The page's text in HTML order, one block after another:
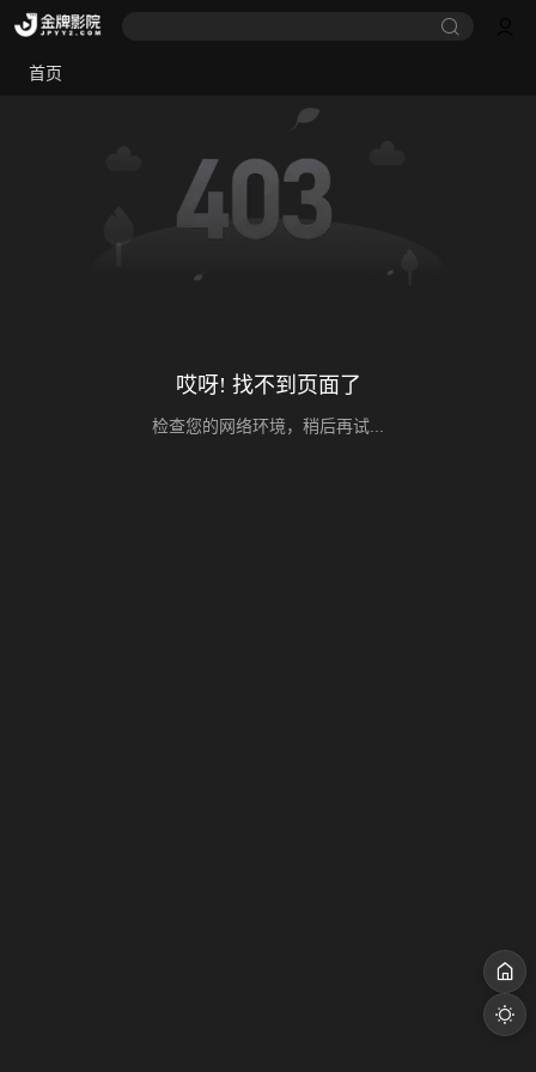
首页
哎呀! 找不到页面了
检查您的网络环境，稍后再试...